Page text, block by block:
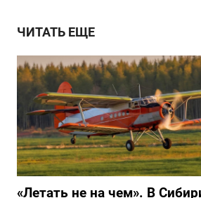
ЧИТАТЬ ЕЩЕ
«Летать не на чем». В